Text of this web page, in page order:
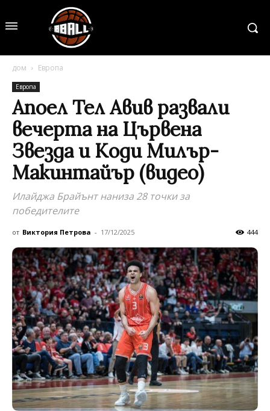
дом Европа
Европа
Апоел Тел Авив развали
вечерта на Цървена
Звезда и Коди Милър-
Макинтайър (видео)
Илайджа Брайънт наниза 28 точки за
победителите
от Виктория Петрова - 17/12/2025 444